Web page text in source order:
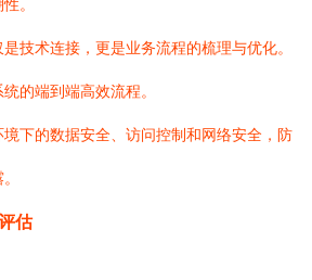
。
是技术连接，更是业务流程的梳理与优化。
的端到端高效流程。
境下的数据安全、访问控制和网络安全，防
估